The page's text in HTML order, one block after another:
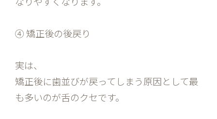
④ 矯正後の後戻り
実は、
矯正後に歯並びが戻ってしまう原因として最
も多いのが舌のクセです。